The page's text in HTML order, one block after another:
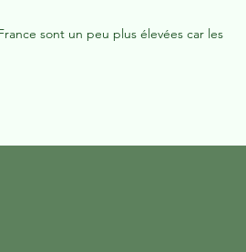
sont un peu plus élevées car les